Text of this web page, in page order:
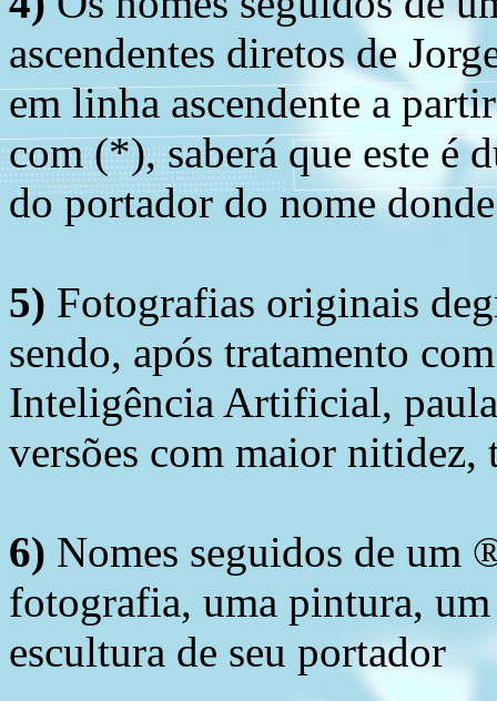
ascendentes diretos de
em linha ascendente a
com (*), saberá que este é
do portador do nome
5) Fotografias originais
sendo, após tratamento
Inteligência Artificial,
versões com maior nitidez,
6) Nomes seguidos de um
fotografia, uma pintura,
escultura de seu portador